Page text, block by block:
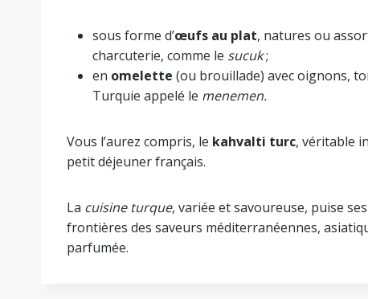
sous forme d’œufs au plat, natures ou
charcuterie, comme le sucuk;
en omelette (ou brouillade) avec oignons,
Turquie appelé le menemen.
Vous l’aurez compris, le kahvalti turc, véritable
petit déjeuner français.
La cuisine turque, variée et savoureuse, puise
frontières des saveurs méditerranéennes,
parfumée.